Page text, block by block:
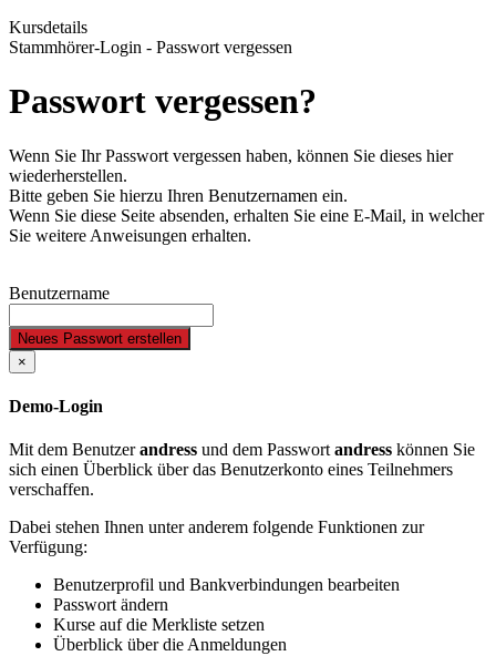
Kursdetails
Stammhörer-Login - Passwort vergessen
Passwort vergessen?
Wenn Sie Ihr Passwort vergessen haben, können Sie dieses hier
wiederherstellen.
Bitte geben Sie hierzu Ihren Benutzernamen ein.
Wenn Sie diese Seite absenden, erhalten Sie eine E-Mail, in welcher
Sie weitere Anweisungen erhalten.
Benutzername
Neues Passwort erstellen
×
Demo-Login
Mit dem Benutzerandress und dem Passwortandress können Sie
sich einen Überblick über das Benutzerkonto eines Teilnehmers
verschaffen.
Dabei stehen Ihnen unter anderem folgende Funktionen zur
Verfügung:
Benutzerprofil und Bankverbindungen bearbeiten
Passwort ändern
Kurse auf die Merkliste setzen
Überblick über die Anmeldungen